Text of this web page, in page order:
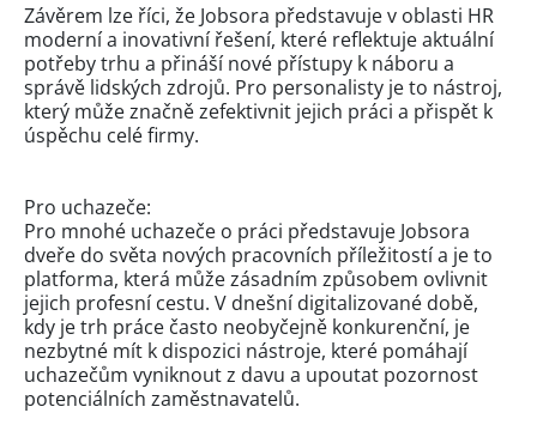
Závěrem lze říci, že Jobsora představuje v oblasti HR
moderní a inovativní řešení, které reflektuje aktuální
potřeby trhu a přináší nové přístupy k náboru a
správě lidských zdrojů. Pro personalisty je to nástroj,
který může značně zefektivnit jejich práci a přispět k
úspěchu celé firmy.
Pro uchazeče:
Pro mnohé uchazeče o práci představuje Jobsora
dveře do světa nových pracovních příležitostí a je to
platforma, která může zásadním způsobem ovlivnit
jejich profesní cestu. V dnešní digitalizované době,
kdy je trh práce často neobyčejně konkurenční, je
nezbytné mít k dispozici nástroje, které pomáhají
uchazečům vyniknout z davu a upoutat pozornost
potenciálních zaměstnavatelů.